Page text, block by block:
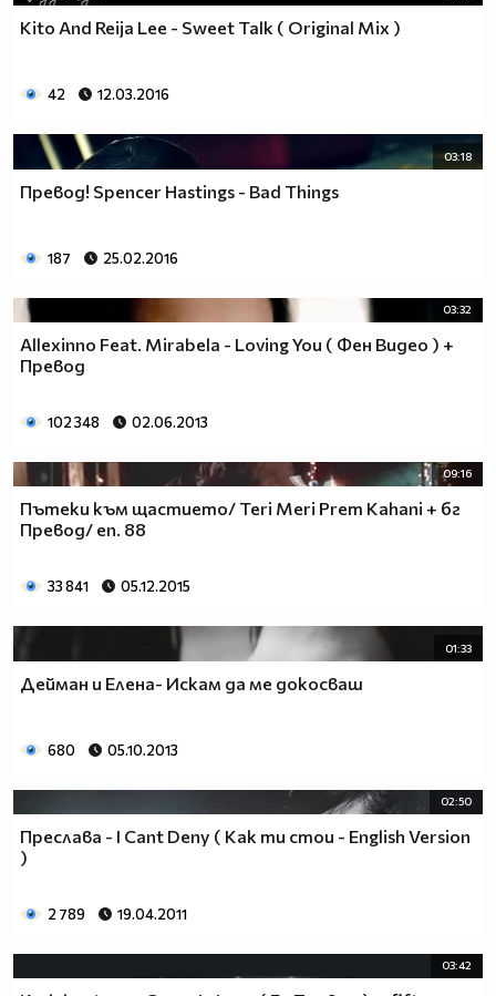
Kito And Reija Lee - Sweet Talk ( Original Mix )
42 12.03.2016
03:18
Превод! Spencer Hastings - Bad Things
187 25.02.2016
03:32
Allexinno Feat. Mirabela - Loving You ( Фен Видео ) +
Превод
102 348 02.06.2013
09:16
Пътеки към щастието/ Teri Meri Prem Kahani + бг
Превод/ еп. 88
33 841 05.12.2015
01:33
Дейман и Елена- Искам да ме докосваш
680 05.10.2013
02:50
Преслава - I Cant Deny ( Как ти стои - English Version
)
2 789 19.04.2011
03:42